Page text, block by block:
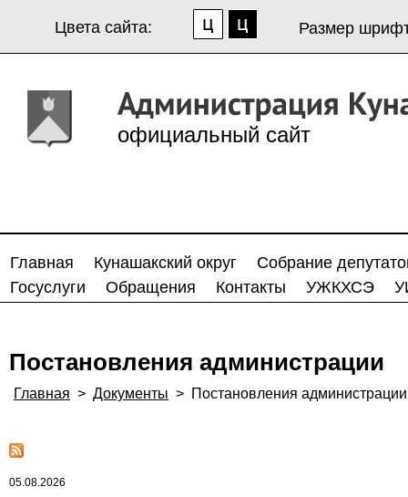
Цвета сайта: Размер
официальный сайт
Главная Кунашакский округ
Собрание
Госуслуги
Обращения Контакты УЖКХСЭ
Постановления администрации
Главная > Документы > Постановления администрации
05.08.2026